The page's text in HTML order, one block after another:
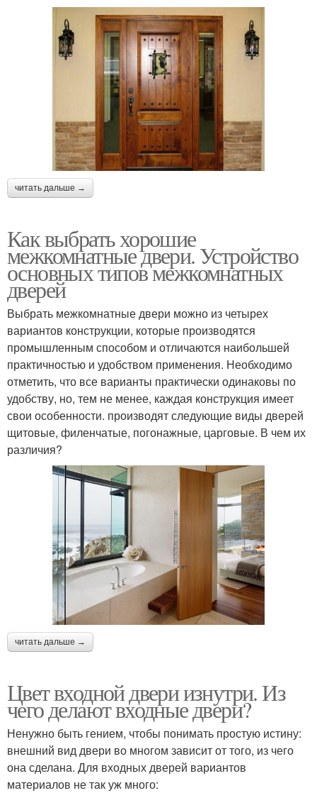
читать дальше →
Как выбрать хорошие
межкомнатные двери. Устройство
основных типов межкомнатных
дверей
Выбрать межкомнатные двери можно из четырех
вариантов конструкции, которые производятся
промышленным способом и отличаются наибольшей
практичностью и удобством применения. Необходимо
отметить, что все варианты практически одинаковы по
удобству, но, тем не менее, каждая конструкция имеет
свои особенности. производят следующие виды дверей
щитовые, филенчатые, погонажные, царговые. В чем их
различия?
читать дальше →
Цвет входной двери изнутри. Из
чего делают входные двери?
Ненужно быть гением, чтобы понимать простую истину:
внешний вид двери во многом зависит от того, из чего
она сделана. Для входных дверей вариантов
материалов не так уж много: